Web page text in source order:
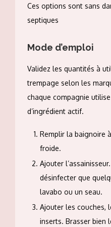
Ces options sont sans
septiques
Mode d’emploi
Validez les quantités à
trempage selon les
chaque compagnie
d’ingrédient actif.
Remplir la baignoire
froide.
Ajouter
désinfecter que
lavabo ou un seau.
Ajouter les couches,
inserts. Brasser bien